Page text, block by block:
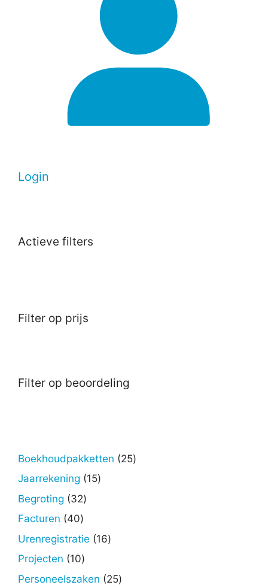
Login
Actieve filters
Filter op prijs
Filter op beoordeling
Boekhoudpakketten 2525
Jaarrekening 1515
Begroting 3232
Facturen 4040
producten
Urenregistratie 1616
Projecten 1010
producten
Personeelszaken 2525